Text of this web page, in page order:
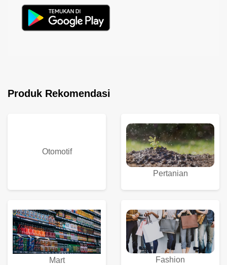
Produk Rekomendasi
Otomotif
Pertanian
Mart Fashion